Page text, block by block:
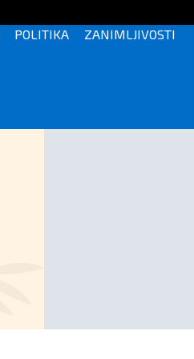
POLITIKA ZANIMLJIVOSTI